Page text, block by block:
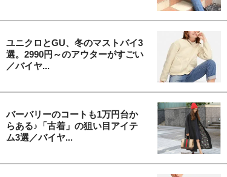
ユニクロとGU、冬のマストバイ3
選。2990円～のアウターがすごい
／バイヤ...
バーバリーのコートも1万円台か
らある♪「古着」の狙い目アイテ
ム3選／バイヤ...